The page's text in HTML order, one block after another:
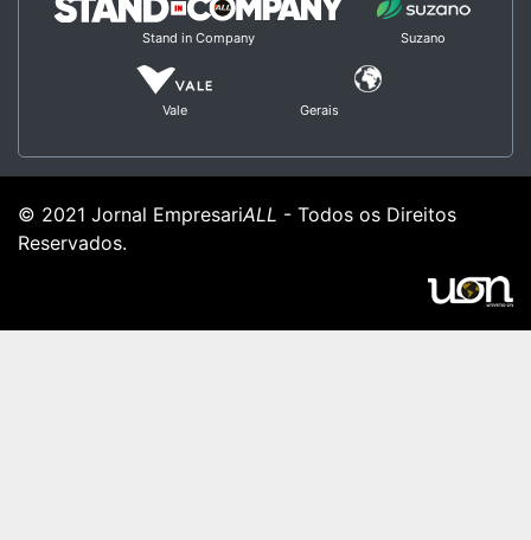
Stand in Company Suzano
Vale Gerais
© 2021 Jornal EmpresariALL - Todos os Direitos
Reservados.